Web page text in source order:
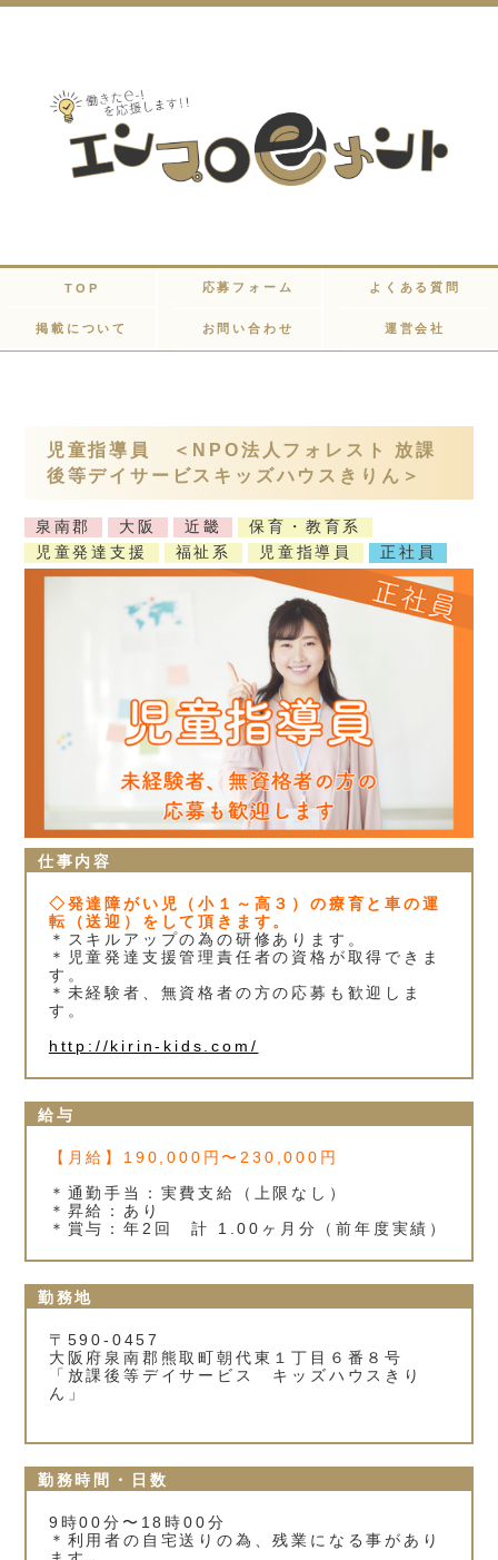
TOP 応募フォーム よくある質問
掲載について お問い合わせ 運営会社
児童指導員 ＜NPO法人フォレスト 放課
後等デイサービスキッズハウスきりん＞
泉南郡 大阪 近畿
保育・教育系
児童発達支援
福祉系 児童指導員 正社員
仕事内容
◇発達障がい児（小１～高３）の療育と車の運
転（送迎）をして頂きます。
＊スキルアップの為の研修あります。
＊児童発達支援管理責任者の資格が取得できま
す。
＊未経験者、無資格者の方の応募も歓迎しま
す。
http://kirin-kids.com/
給与
【月給】190,000円〜230,000円
＊通勤手当：実費支給（上限なし）
＊昇給：あり
＊賞与：年2回 計 1.00ヶ月分（前年度実績）
勤務地
〒590-0457
大阪府泉南郡熊取町朝代東１丁目６番８号
「放課後等デイサービス キッズハウスきり
ん」
勤務時間・日数
9時00分〜18時00分
＊利用者の自宅送りの為、残業になる事があり